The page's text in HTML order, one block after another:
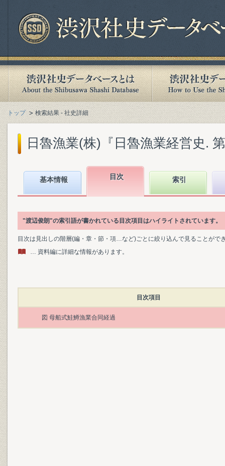
トップ 検索結果 - 社史詳細
日魯漁業(株)『日魯漁業経営史.
基本情報 目次 索引
"渡辺俊朗"の索引語が書かれている目次項目はハイライトされています。
目次は見出しの階層(編・章・節・項…など)ごとに絞り込んで見ることがで
… 資料編に詳細な情報があります。
目次項目
図 母船式鮭鱒漁業合同経過